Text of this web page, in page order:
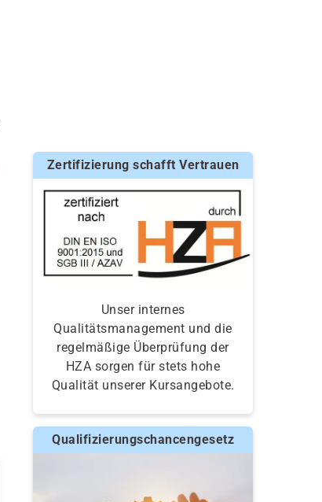
Zertifizierung schafft Vertrauen
Unser internes
Qualitätsmanagement und die
regelmäßige Überprüfung der
HZA sorgen für stets hohe
Qualität unserer Kursangebote.
Qualifizierungschancengesetz